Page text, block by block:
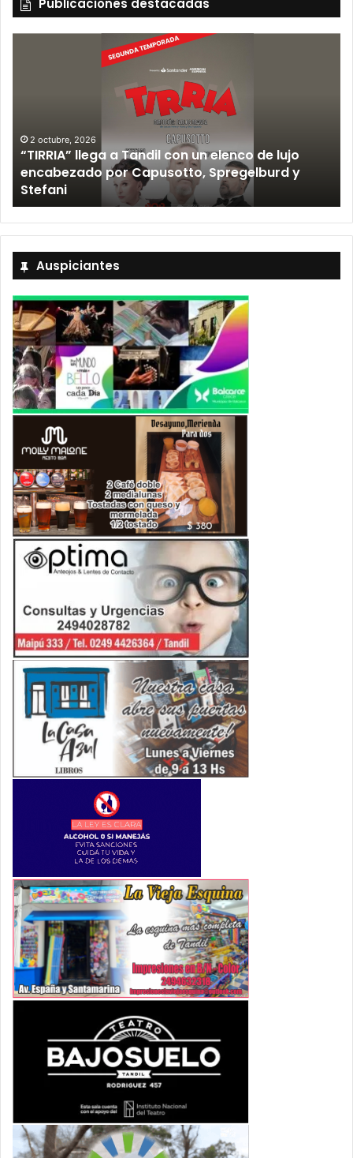
Publicaciones destacadas
2 octubre, 2026
“TIRRIA” llega a Tandil con un elenco de lujo
encabezado por Capusotto, Spregelburd y
Stefani
Auspiciantes